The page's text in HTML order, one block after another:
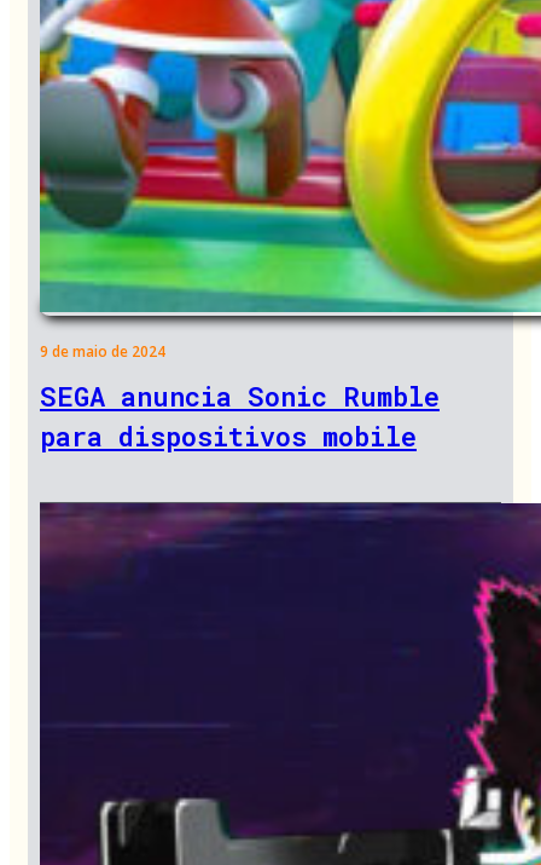
9 de maio de 2024
SEGA anuncia Sonic Rumble
para dispositivos mobile